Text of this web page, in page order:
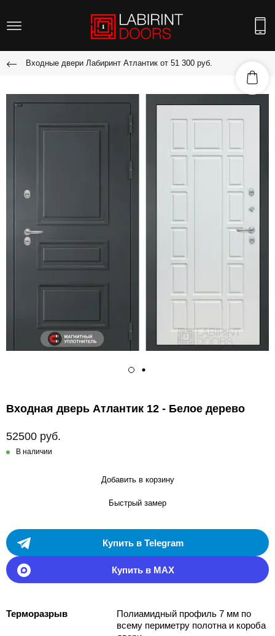
Входные двери Лабиринт Атлантик от 51 300 руб.
Входная дверь Атлантик 12 - Белое дерево
52500 руб.
В наличии
Добавить в корзину
Быстрый замер
Купить в Telegram
Купить в MAX
Терморазрыв
Полиамидный профиль 7 мм по
всему периметру полотна и короба